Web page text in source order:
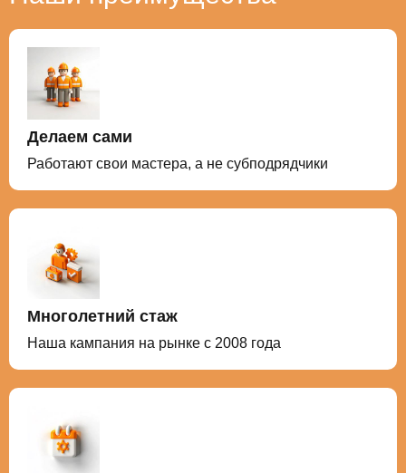
Делаем сами
Работают свои мастера, а не субподрядчики
Многолетний стаж
Наша кампания на рынке с 2008 года